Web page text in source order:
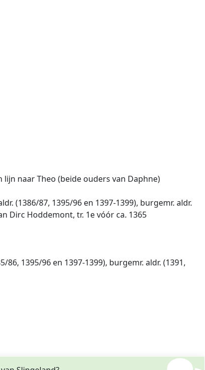
naar Theo (beide ouders van Daphne)
(1386/87, 1395/96 en 1397-1399), burgemr. aldr.
Dirc Hoddemont, tr. 1e vóór ca. 1365
86, 1395/96 en 1397-1399), burgemr. aldr. (1391,